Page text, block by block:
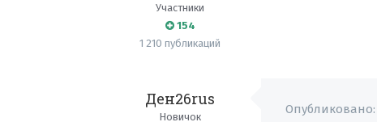
Участники
154
1 210 публикаций
Ден26rus
Новичок